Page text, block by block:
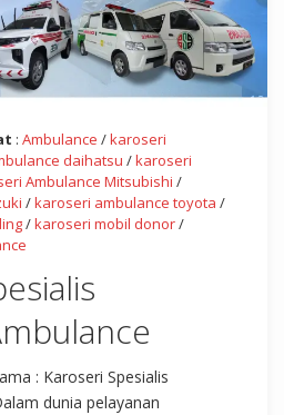
: Ambulance /karoseri
daihatsu /karoseri
Ambulance Mitsubishi /
/karoseri ambulance toyota /
/karoseri mobil donor/
: Karoseri Spesialis
dunia pelayanan